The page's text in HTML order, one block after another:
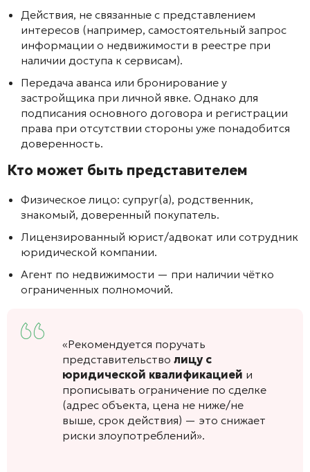
Действия, не связанные с представлением
интересов (например, самостоятельный запрос
информации о недвижимости в реестре при
наличии доступа к сервисам).
Передача аванса или бронирование у
застройщика при личной явке. Однако для
подписания основного договора и регистрации
права при отсутствии стороны уже понадобится
доверенность.
Кто может быть представителем
Физическое лицо: супруг(а), родственник,
знакомый, доверенный покупатель.
Лицензированный юрист/адвокат или сотрудник
юридической компании.
Агент по недвижимости — при наличии чётко
ограниченных полномочий.
«Рекомендуется поручать
представительство лицу с
юридической квалификацией и
прописывать ограничение по сделке
(адрес объекта, цена не ниже/не
выше, срок действия) — это снижает
риски злоупотреблений».